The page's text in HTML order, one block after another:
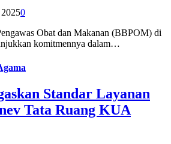
0
Obat dan Makanan (BBPOM) di
komitmennya dalam…
Standar Layanan
Tata Ruang KUA